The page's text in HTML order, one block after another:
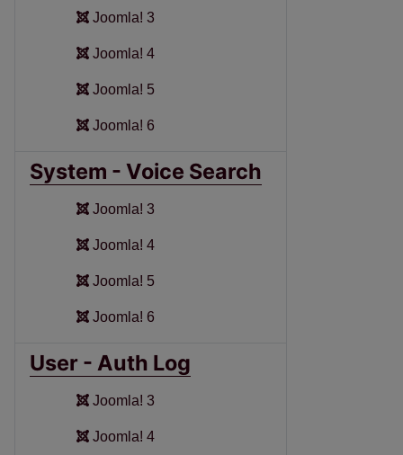
Joomla! 3
Joomla! 4
Joomla! 5
Joomla! 6
System - Voice Search
Joomla! 3
Joomla! 4
Joomla! 5
Joomla! 6
User - Auth Log
Joomla! 3
Joomla! 4